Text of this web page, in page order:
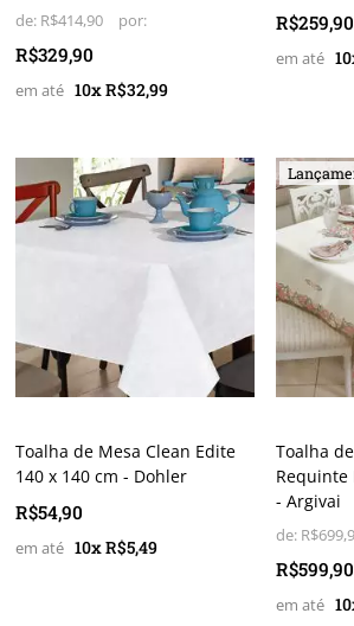
de: R$414,90
R$329,90
10x R$32,99
R$259,90
Toalha de Mesa Clean Edite
140 x 140 cm - Dohler
R$54,90
10x R$5,49
Toalha
Requinte
- Argivai
de:
R$599,90